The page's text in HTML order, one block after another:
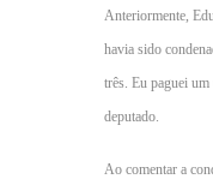
Anteriormente,
havia sido
três. Eu paguei
deputado.
Ao comentar a